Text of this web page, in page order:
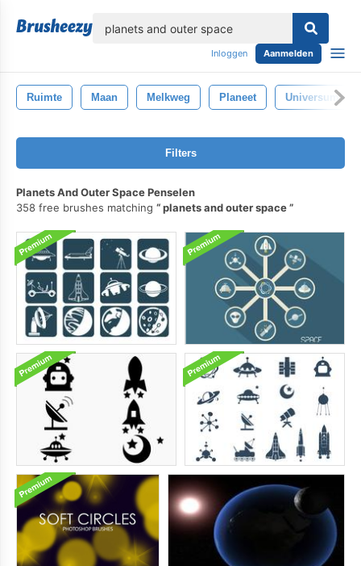
Inloggen Aanmelden
Ruimte Maan Melkweg Planeet Universum
Filters
Planets And Outer Space Penselen
358 free brushes matching
planets and outer space